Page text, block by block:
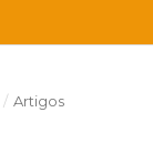
/ Artigos